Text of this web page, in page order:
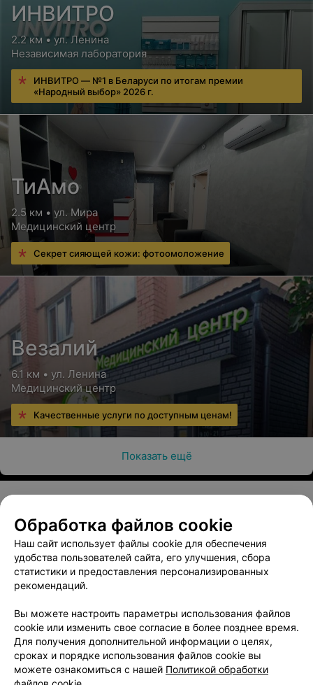
ИНВИТРО
2.2 км • ул. Ленина
Независимая лаборатория
ИНВИТРО — №1 в Беларуси по итогам премии
«Народный выбор» 2026 г.
ТиАмо
2.5 км • ул. Мира
Медицинский центр
Секрет сияющей кожи: фотоомоложение
Везалий
6.1 км • ул. Ленина
Медицинский центр
Качественные услуги по доступным ценам!
Показать ещё
О проекте Новости проекта
Размещение рекламы
Медицинский маркетинг
Публичный договор
Пользовательское соглашение
Способы оплаты
Написать в поддержку
Персональные настройки cookie
Обработка персональных данных
Обработка файлов cookie
Наш сайт использует файлы cookie для обеспечения
удобства пользователей сайта, его улучшения, сбора
статистики и предоставления персонализированных
рекомендаций.
Вы можете настроить параметры использования файлов
cookie или изменить свое согласие в более позднее время.
Для получения дополнительной информации о целях,
сроках и порядке использования файлов cookie вы
можете ознакомиться с нашей Политикой обработки